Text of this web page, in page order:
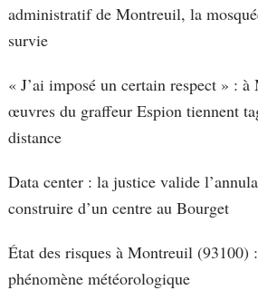
administratif de Montreuil, la
survie
« J’ai imposé un certain respect » :
œuvres du graffeur Espion tiennent
distance
Data center : la justice valide
construire d’un centre au Bourget
État des risques à Montreuil (93100)
phénomène météorologique